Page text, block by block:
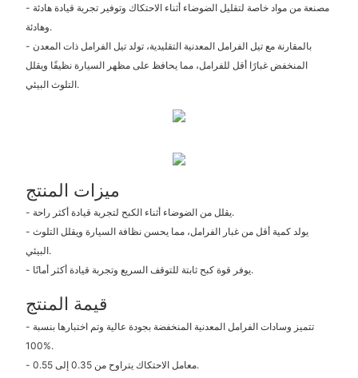
- مصنعة من مواد خاصة لتقليل الضوضاء أثناء الاحتكاك وتوفير تجربة قيادة هادئة
وهادئة.
- بالمقارنة مع تيل الفرامل المعدنية التقليدية، تولد تيل الفرامل ذات المعدن
المنخفض غبارًا أقل للفرامل، مما يحافظ على مظهر السيارة نظيفًا ويقلل
التلوث البيئي.
ميزات المنتج
- يقلل من الضوضاء أثناء الكبح لتجربة قيادة أكثر راحة.
- يولد كمية أقل من غبار الفرامل، مما يحسن نظافة السيارة ويقلل التلوث
البيئي.
- يوفر قوة كبح ثابتة للتوقف السريع وتجربة قيادة أكثر أمانًا.
قيمة المنتج
- تتميز وسادات الفرامل المعدنية المنخفضة بجودة عالية وتم اختبارها بنسبة
100%.
- معامل الاحتكاك يتراوح من 0.35 إلى 0.55.